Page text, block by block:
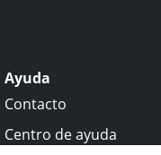
Ayuda
Contacto
Centro de ayuda